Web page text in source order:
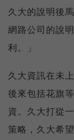
久大的說明後
網路公司的說
利。」
久大資訊在未
後來包括花旗
資。久大打從
策略，久大希